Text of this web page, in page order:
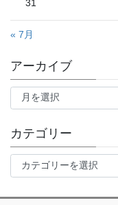
31
« 7月
アーカイブ
ア
イ
カテゴリー
テ